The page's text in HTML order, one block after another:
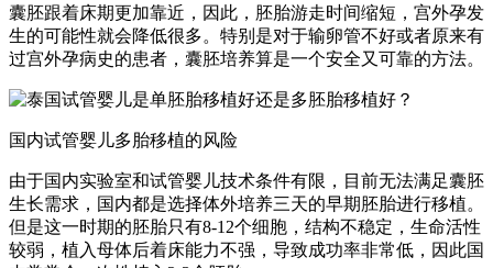
囊胚跟着床期更加靠近，因此，胚胎游走时间缩短，宫外孕发
生的可能性就会降低很多。特别是对于输卵管不好或者原来有
过宫外孕病史的患者，囊胚培养算是一个安全又可靠的方法。
国内试管婴儿多胎移植的风险
由于国内实验室和试管婴儿技术条件有限，目前无法满足囊胚
生长需求，国内都是选择体外培养三天的早期胚胎进行移植。
但是这一时期的胚胎只有8-12个细胞，结构不稳定，生命活性
较弱，植入母体后着床能力不强，导致成功率非常低，因此国